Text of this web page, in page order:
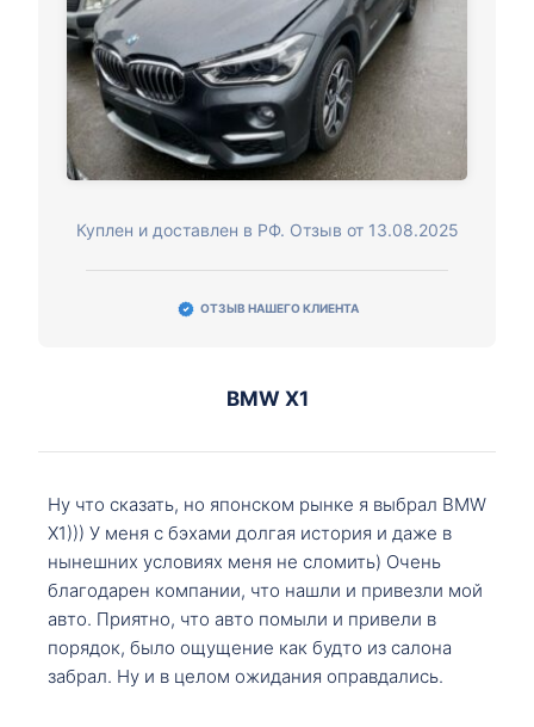
Куплен и доставлен в РФ. Отзыв от 13.08.2025
ОТЗЫВ НАШЕГО КЛИЕНТА
BMW X1
Ну что сказать, но японском рынке я выбрал BMW
X1))) У меня с бэхами долгая история и даже в
нынешних условиях меня не сломить) Очень
благодарен компании, что нашли и привезли мой
авто. Приятно, что авто помыли и привели в
порядок, было ощущение как будто из салона
забрал. Ну и в целом ожидания оправдались.